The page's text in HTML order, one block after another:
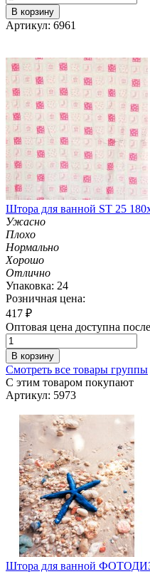
В корзину
Артикул: 6961
Штора для ванной ST 25
Ужасно
Плохо
Нормально
Хорошо
Отлично
Упаковка: 24
Розничная цена:
417 ₽
Оптовая цена доступна
В корзину
Смотреть все товары группы
С этим товаром покупают
Артикул: 5973
Штора для ванной